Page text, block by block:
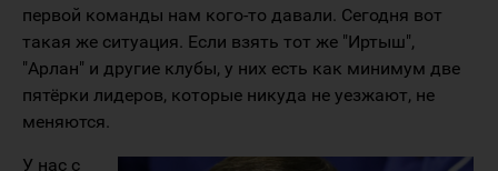
первой команды нам кого-то давали. Сегодня вот
такая же ситуация. Если взять тот же "Иртыш",
"Арлан" и другие клубы, у них есть как минимум две
пятёрки лидеров, которые никуда не уезжают, не
меняются.
У нас с